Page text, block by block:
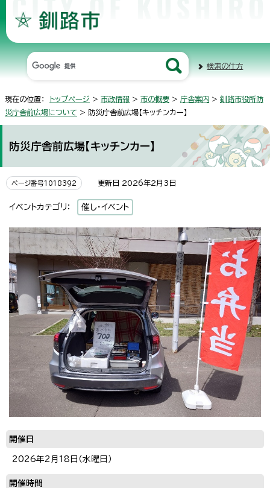
検索の仕方
現在の位置： トップページ > 市政情報 > 市の概要 > 庁舎案内 > 釧路市役所防
災庁舎前広場について > 防災庁舎前広場【キッチンカー】
防災庁舎前広場【キッチンカー】
ページ番号1018392 更新日 2026年2月3日
イベントカテゴリ： 催し・イベント
開催日
2026年2月18日（水曜日）
開催時間